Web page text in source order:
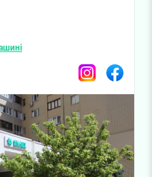
InstagramFacebook